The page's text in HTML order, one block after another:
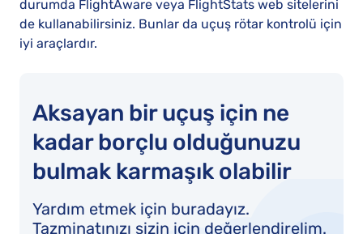
durumda FlightAware veya FlightStats web sitelerini
de kullanabilirsiniz. Bunlar da uçuş rötar kontrolü için
iyi araçlardır.
Aksayan bir uçuş için ne
kadar borçlu olduğunuzu
bulmak karmaşık olabilir
Yardım etmek için buradayız.
Tazminatınızı sizin için değerlendirelim.